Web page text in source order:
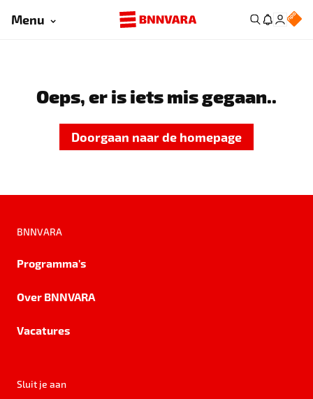
Menu
Oeps, er is iets mis gegaan..
Doorgaan naar de homepage
BNNVARA
Programma's
Over BNNVARA
Vacatures
Sluit je aan